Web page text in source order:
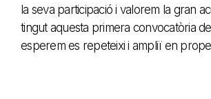
la seva participació i valorem la gran
tingut aquesta primera convocatòria
esperem es repeteixi i ampliï en